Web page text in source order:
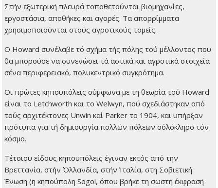
Στήν εξωτερική πλευρά τοποθετούνται βιομηχανίες,
εργοστάσια, αποθήκες και αγορές. Τα απορρίμματα
χρησιμοποιούνται στούς αγροτικούς τομείς.
Ο Howard συνέλαβε τό σχήμα τής πόλης τού μέλλοντος που
θα μπορούσε να συνενώσει τά αστικά και αγροτικά στοιχεία
σ΄ένα περιφερειακό, πολυκεντρικό συγκρότημα.
Οι πρώτες κηπουπόλεις σύμφωνα με τη θεωρία τού Howard
είναι το Letchworth και το Welwyn, πού σχεδιάστηκαν από
τούς αρχιτέκτονες Unwin καί Parker το 1904, και υπήρξαν
πρότυπα για τή δημιουργία πολλών πόλεων σ΄ολόκληρο τόν
κόσμο.
Τέτοιου είδους κηπουπόλεις έγιναν εκτός από την
Βρεττανία, στήν Όλλανδία, στήν Ίταλία, στη Σοβιετική
Ένωση (η κηπούπολη Sogol, όπου βρήκε τη σωστή έκφρασή